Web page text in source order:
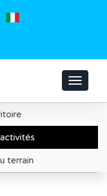
Toggle
terrain/ Provence